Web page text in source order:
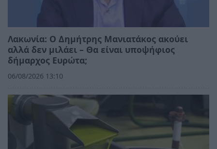
Λακωνία: Ο Δημήτρης Μανιατάκος ακούει
αλλά δεν μιλάει – Θα είναι υποψήφιος
δήμαρχος Ευρώτα;
06/08/2026 13:10